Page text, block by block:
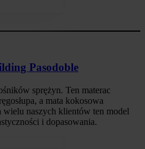
Pasodoble
sprężyn. Ten materac
a mata kokosowa
naszych klientów ten model
i dopasowania.